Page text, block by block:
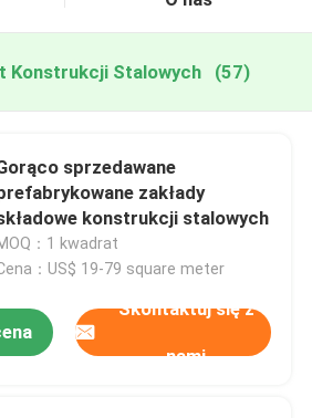
Konstrukcji Stalowych (57)
sprzedawane
zakłady
konstrukcji stalowych
：1 kwadrat
：US$ 19-79 square meter
Skontaktuj się z
nami